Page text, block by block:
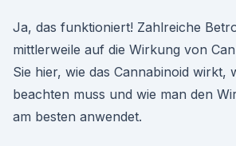
Ja, das funktioniert! Zahlreiche
mittlerweile auf die Wirkung von
Sie hier, wie das Cannabinoid wirkt,
beachten muss und wie man den
am besten anwendet.